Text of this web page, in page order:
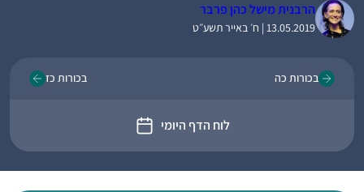
הרבנית מישל כהן פרבר
13.05.2019 | ח׳ באייר תשע״ט
בכורות כה
לוח הדף היומי
בכורות כז